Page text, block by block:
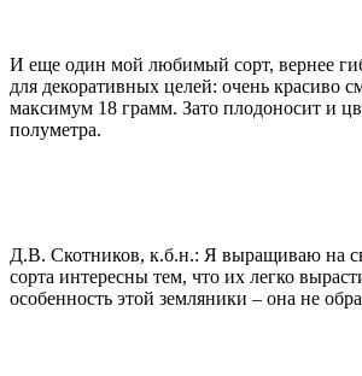
И еще один мой любимый сорт, вернее
для декоративных целей: очень красиво
максимум 18 грамм. Зато плодоносит и
полуметра.
Д.В. Скотников, к.б.н.: Я выращиваю на
сорта интересны тем, что их легко
особенность этой земляники – она не